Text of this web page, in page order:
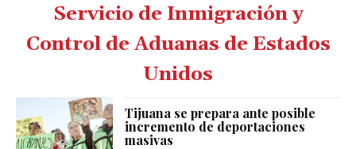
Servicio de Inmigración y
Control de Aduanas de Estados
Unidos
Tijuana se prepara ante posible
incremento de deportaciones
masivas